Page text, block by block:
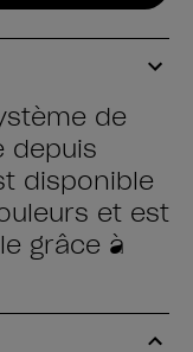
de
depuis
disponible
et est
grâce à